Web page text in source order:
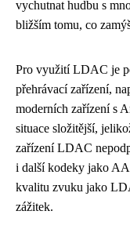
vychutnat hudbu s
bližším tomu, co
Pro využití LDAC je
přehrávací zařízení,
moderních zařízení s
situace složitější,
zařízení LDAC
i další kodeky jako
kvalitu zvuku jako
zážitek.